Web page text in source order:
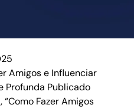
Amigos e Influenciar
Profunda Publicado
Fazer Amigos